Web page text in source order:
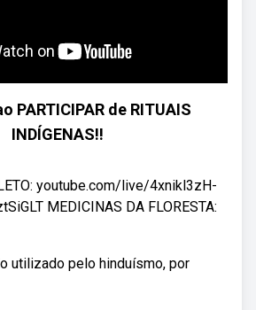
PARTICIPAR de RITUAIS
INDÍGENAS!!
youtube.com/live/4xnikl3zH-
MEDICINAS DA FLORESTA:
utilizado pelo hinduísmo, por